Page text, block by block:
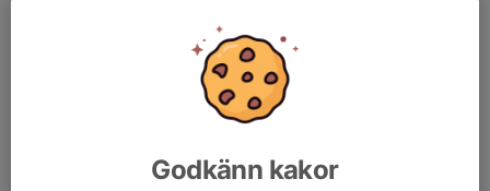
Godkänn kakor